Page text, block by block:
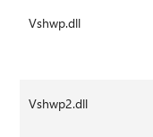
Vshwp.dll
Vshwp2.dll